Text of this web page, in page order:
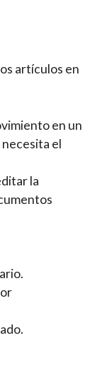
artículos en
en un
el
la